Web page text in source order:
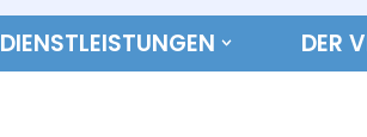
DIENSTLEISTUNGEN DER